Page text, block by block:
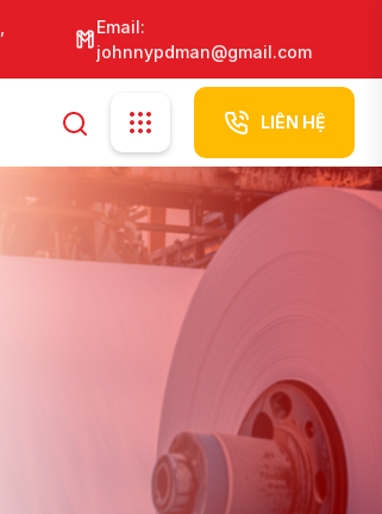
Email:
johnnypdman@gmail.com
LIÊN HỆ